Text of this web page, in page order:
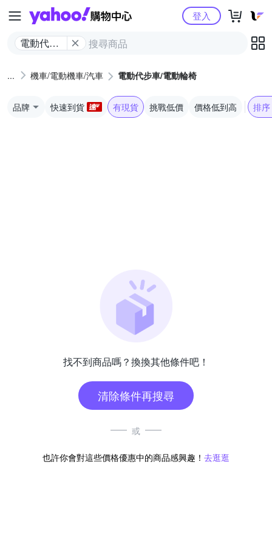
Yahoo購物中心
電動代步
椅
登入
機車/電動機車/汽車 電動代步車/電動輪椅
品牌 快速到貨 有現貨 挑戰低價 價格低到高 排序
找不到商品嗎？換換其他條件吧！
清除條件再搜尋
或
也許你會對這些價格優惠中的商品感興趣！ 去逛逛